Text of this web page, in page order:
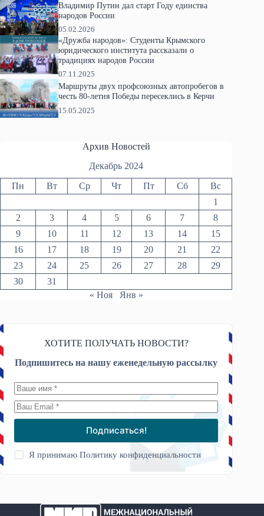
Владимир Путин дал старт Году единства
народов России
05.02.2026
«Дружба народов»: Студенты Крымского
юридического института рассказали о
традициях народов России
07.11.2025
Маршруты двух профсоюзных автопробегов в
честь 80-летия Победы пересеклись в Керчи
15.05.2025
Архив Новостей
Декабрь 2024
Пн Вт Ср Чт Пт Сб
Вс
1
2
3 4 5 6 7
8
9
10 11 12 13 14
15
16
17 18 19 20 21
22
23
24 25 26 27 28
29
30
31
« Ноя
Янв »
ХОТИТЕ ПОЛУЧАТЬ НОВОСТИ?
Подпишитесь на нашу еженедельную рассылку
Подписаться!
Я принимаюПолитику конфиденциальности